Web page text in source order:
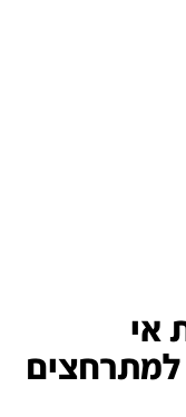
אי
למתרחצים